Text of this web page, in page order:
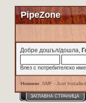
PipeZone
Добре дошъл/дошла,
Влез с потребителско
Новини: SMF - Just
ЗАГЛАВНА СТРАНИЦА